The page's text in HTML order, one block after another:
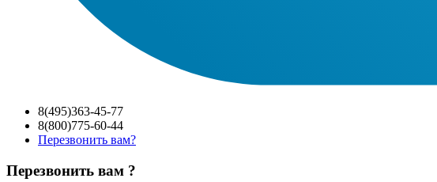
8(495)363-45-77
8(800)775-60-44
Перезвонить вам?
Перезвонить вам ?